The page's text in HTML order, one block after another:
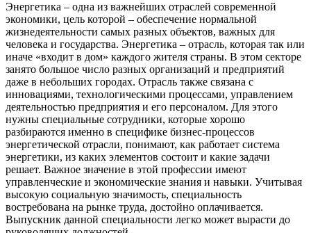
Энергетика – одна из важнейших отраслей современной
экономики, цель которой – обеспечение нормальной
жизнедеятельности самых разных объектов, важных для
человека и государства. Энергетика – отрасль, которая так или
иначе «входит в дом» каждого жителя страны. В этом секторе
занято большое число разных организаций и предприятий
даже в небольших городах. Отрасль также связана с
инновациями, технологическими процессами, управлением
деятельностью предприятия и его персоналом. Для этого
нужны специальные сотрудники, которые хорошо
разбираются именно в специфике бизнес-процессов
энергетической отрасли, понимают, как работает система
энергетики, из каких элементов состоит и какие задачи
решает. Важное значение в этой профессии имеют
управленческие и экономические знания и навыки. Учитывая
высокую социальную значимость, специальность
востребована на рынке труда, достойно оплачивается.
Выпускник данной специальности легко может вырасти до